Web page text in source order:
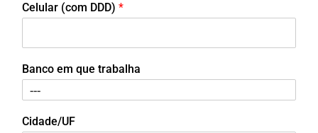
Celular (com DDD) *
Banco em que trabalha
Cidade/UF